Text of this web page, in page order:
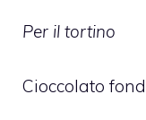
Per il tortino
Cioccolato